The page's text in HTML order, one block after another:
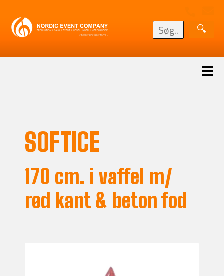
SOFTICE
170 cm. i vaffel m/
rød kant & beton fod